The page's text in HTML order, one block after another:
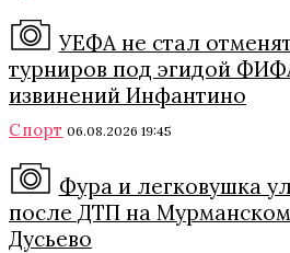
УЕФА не стал
турниров под эгидой
извинений Инфантино
Спорт 06.08.2026 19:45
Фура и легковушка
после ДТП на
Дусьево